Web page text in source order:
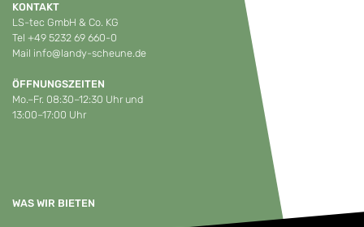
KONTAKT
LS-tec GmbH & Co. KG
Tel +49 5232 69 660-0
Mail info@landy-scheune.de
ÖFFNUNGSZEITEN
Mo.–Fr. 08:30–12:30 Uhr und
13:00–17:00 Uhr
WAS WIR BIETEN